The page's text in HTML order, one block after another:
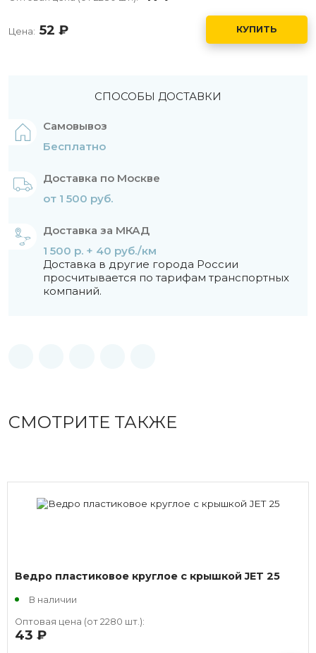
Цена: 52 КУПИТЬ
СПОСОБЫ ДОСТАВКИ
Самовывоз
Бесплатно
Доставка по Москве
от 1 500 руб.
Доставка за МКАД
1 500 р. + 40 руб./км
Доставка в другие города России
просчитывается по тарифам транспортных
компаний.
СМОТРИТЕ ТАКЖЕ
Ведро пластиковое круглое с крышкой JET 25
В наличии
Оптовая цена (от 2280 шт.):
43